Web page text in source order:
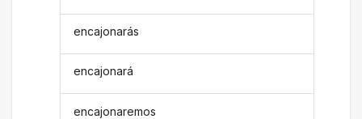
encajonarás
encajonará
encajonaremos